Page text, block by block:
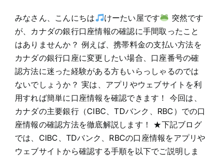
みなさん、こんにちは けーたい屋です
突然です
が、カナダの銀行口座情報の確認に手間取ったこと
はありませんか？ 例えば、携帯料金の支払い方法を
カナダの銀行口座に変更したい場合、口座番号の確
認方法に迷った経験がある方もいらっしゃるのでは
ないでしょうか？ 実は、アプリやウェブサイトを利
用すれば簡単に口座情報を確認できます！ 今回は、
カナダの主要銀行（CIBC、TDバンク、RBC）での口
座情報の確認方法を徹底解説します！ ★下記ブログ
では、CIBC、TDバンク、RBCの口座情報をアプリや
ウェブサイトから確認する手順を以下でご説明しま